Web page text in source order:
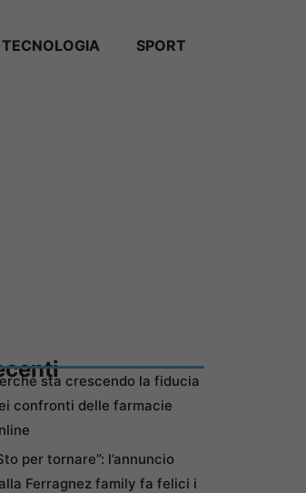
TECNOLOGIA SPORT
sta crescendo la fiducia
confronti delle farmacie
per tornare”: l’annuncio
Ferragnez family fa felici i